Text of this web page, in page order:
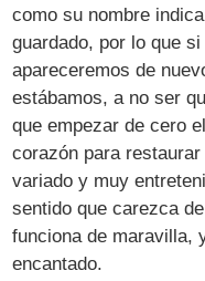
como su nombre
guardado, por lo que
apareceremos de
estábamos, a no ser
que empezar de cero
corazón para
variado y muy
sentido que carezca
funciona de maravilla,
encantado.